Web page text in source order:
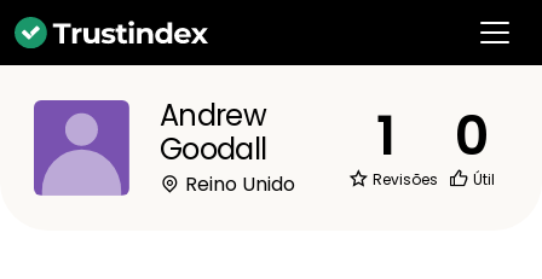
Andrew
Goodall
Reino Unido
1
Revisões
0
Útil